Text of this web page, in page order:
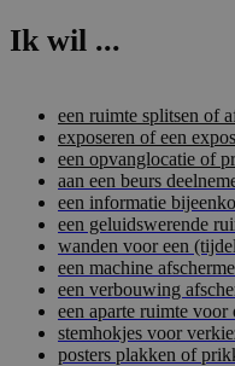
Ik wil ...
een ruimte splitsen of
exposeren of een
een opvanglocatie of
aan een beurs
een informatie
een geluidswerende
wanden voor een
een machine
een verbouwing
een aparte ruimte voor
stemhokjes voor
posters plakken of